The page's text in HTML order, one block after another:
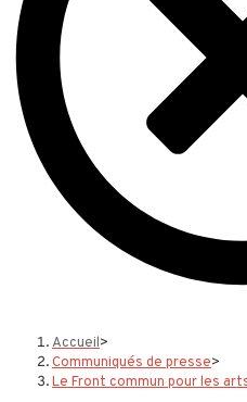
Accueil>
Communiqués de presse>
Le Front commun pour les